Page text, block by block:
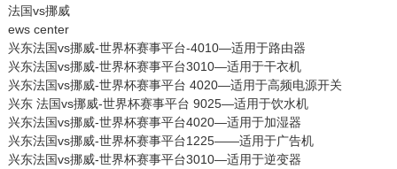
法国vs挪威
ews center
兴东法国vs挪威-世界杯赛事平台-4010—适用于路由器
兴东法国vs挪威-世界杯赛事平台3010—适用于干衣机
兴东法国vs挪威-世界杯赛事平台 4020—适用于高频电源开关
兴东 法国vs挪威-世界杯赛事平台 9025—适用于饮水机
兴东法国vs挪威-世界杯赛事平台4020—适用于加湿器
兴东法国vs挪威-世界杯赛事平台1225——适用于广告机
兴东法国vs挪威-世界杯赛事平台3010—适用于逆变器